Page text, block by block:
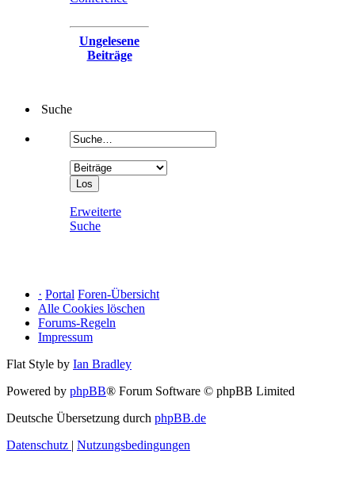
Ungelesene
Beiträge
Suche
Erweiterte
Suche
· Portal Foren-Übersicht
Alle Cookies löschen
Forums-Regeln
Impressum
Flat Style by Ian Bradley
Powered by phpBB® Forum Software © phpBB Limited
Deutsche Übersetzung durch phpBB.de
Datenschutz | Nutzungsbedingungen